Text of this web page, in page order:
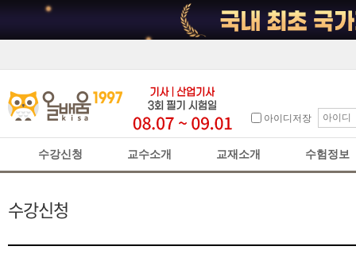
아이디저장
수강신청 교수소개 교재소개 수험정보
수강신청